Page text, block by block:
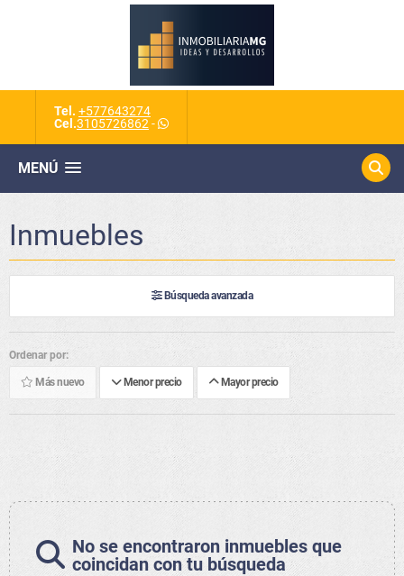
Tel. +577643274
Cel.3105726862 -
MENÚ
Inmuebles
Búsqueda avanzada
Ordenar por:
Más nuevo Menor precio Mayor precio
No se encontraron inmuebles que
coincidan con tu búsqueda